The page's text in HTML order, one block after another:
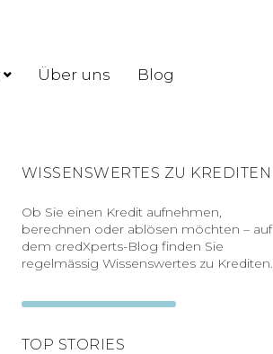
Über uns Blog
WISSENSWERTES ZU KREDITEN
Ob Sie einen Kredit aufnehmen,
berechnen oder ablösen möchten – auf
dem credXperts-Blog finden Sie
regelmässig Wissenswertes zu Krediten.
TOP STORIES